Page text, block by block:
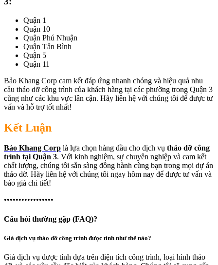
Quận 1
Quận 10
Quận Phú Nhuận
Quận Tân Bình
Quận 5
Quận 11
Bảo Khang Corp cam kết đáp ứng nhanh chóng và hiệu quả nhu
cầu tháo dỡ công trình của khách hàng tại các phường trong Quận 3
cũng như các khu vực lân cận. Hãy liên hệ với chúng tôi để được tư
vấn và hỗ trợ tốt nhất!
Kết Luận
Bảo Khang Corp là lựa chọn hàng đầu cho dịch vụ tháo dỡ công
trình tại Quận 3. Với kinh nghiệm, sự chuyên nghiệp và cam kết
chất lượng, chúng tôi sẵn sàng đồng hành cùng bạn trong mọi dự án
tháo dỡ. Hãy liên hệ với chúng tôi ngay hôm nay để được tư vấn và
báo giá chi tiết!
•••••••••••••••••
Câu hỏi thường gặp (FAQ)?
Giá dịch vụ tháo dỡ công trình được tính như thế nào?
Giá dịch vụ được tính dựa trên diện tích công trình, loại hình tháo